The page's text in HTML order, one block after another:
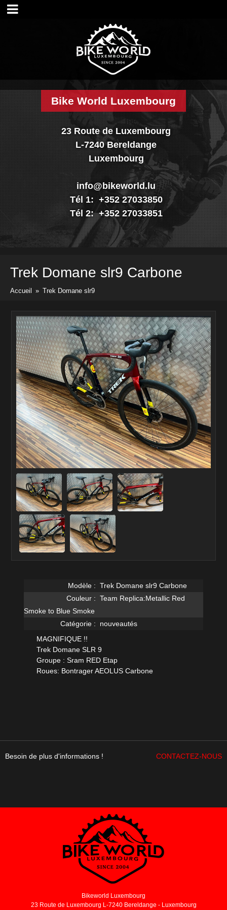
Accueil
Nos marques
Nos réalisations
Nouveautés
Promo
Vélos
Textiles & casques
Occasions
Vélos
Pièces & Accessoires
Listes des prix
Divers docs
Contact
Bike World Luxembourg
23 Route de Luxembourg
L-7240 Bereldange
Luxembourg
info@bikeworld.lu
Tél 1: +352 27033850
Tél 2: +352 27033851
Trek Domane slr9 Carbone
Accueil » Trek Domane slr9
Modèle : Trek Domane slr9 Carbone
Couleur : Team Replica:Metallic Red
Smoke to Blue Smoke
Catégorie :
nouveautés
MAGNIFIQUE !!
Trek Domane SLR 9
Groupe : Sram RED Etap
Roues: Bontrager AEOLUS Carbone
Besoin de plus d'informations ! CONTACTEZ-NOUS
Bikeworld Luxembourg
23 Route de Luxembourg L-7240 Bereldange - Luxembourg